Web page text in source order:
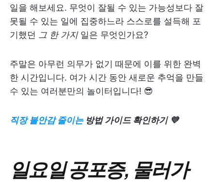
일을 해보세요. 무엇이 잘될 수 있는 가능성보다 잘
못될 수 있는 일에 집중하느라 스스로를 설득해 포
기했던
그 한 가지일은 무엇인가요?
주말은 아무런 의무가 없기 때문에 이를 위한 완벽
한 시간입니다. 여가 시간 동안 새로운 추억을 만들
수 있는 여러분만의 놀이터입니다! 😎
직장 불안감 줄이는방법 가이드 확인하기 💜
일요일 공포증, 물러가